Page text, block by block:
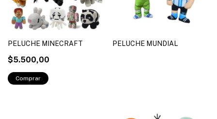
PELUCHE MINECRAFT
$5.500,00
PELUCHE MUNDIAL